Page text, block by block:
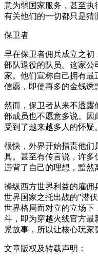
意为弱国家服务，甚至执
有关他们的一切都只是猜
保卫者
早在保卫者佣兵成立之初
部队退役的队员。这家公
家。他们宣称自己拥有最
信愿，即使再多的金钱诱
然而，保卫者从来不透露
部成员也不愿意多说。因
受到了越来越多人的怀疑。
很快，外界开始指责他们
具。甚至有传言说，许多
违背了自己的理想，黯然
操纵西方世界利益的雇佣
世界国家之托出战的"潜
世界格局而对立的立场下
斗，即为穿越火线官方最
景故事，所以让核心玩家
文章版权及转载声明：